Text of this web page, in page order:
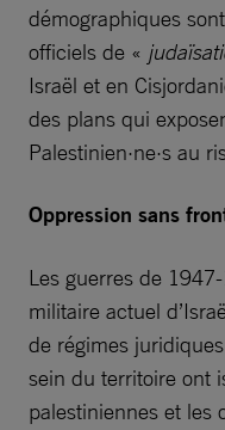
démographiques
officiels de «
Israël et en
des plans qui
Palestinien·ne·s au
Oppression sans
Les guerres de
militaire actuel
de régimes
sein du territoire ont
palestiniennes et les